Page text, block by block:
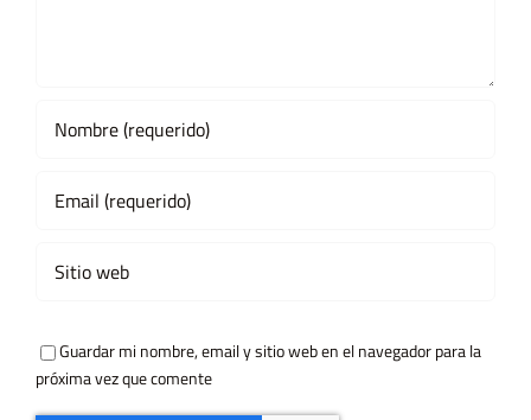
Guardar mi nombre, email y sitio web en el navegador para la
próxima vez que comente